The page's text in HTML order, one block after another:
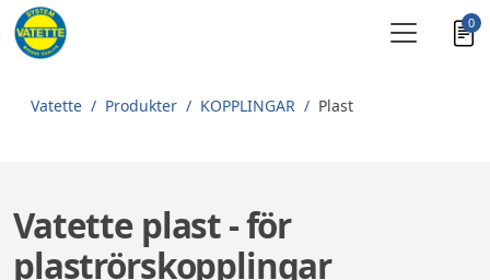
Skip to main content
0
Vatette Produkter KOPPLINGAR Plast
Vatette plast - för
plaströrskopplingar